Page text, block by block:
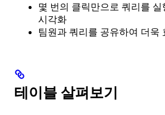
몇 번의 클릭만으로 쿼리를
시각화
팀원과 쿼리를 공유하여 더욱
테이블 살펴보기